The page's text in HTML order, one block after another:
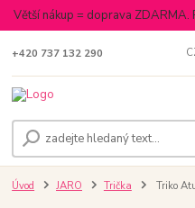
Větší nákup = doprava
+420 737 132 290
Úvod JARO Trička Triko